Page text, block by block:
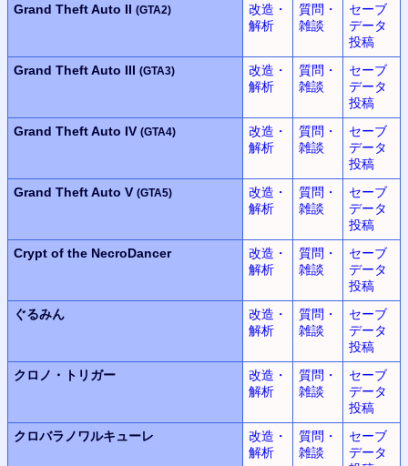
Grand Theft Auto II (GTA2)
改造・
解析
質問・
雑談
セーブ
データ
投稿
Grand Theft Auto III (GTA3)
改造・
解析
質問・
雑談
セーブ
データ
投稿
Grand Theft Auto IV (GTA4)
改造・
解析
質問・
雑談
セーブ
データ
投稿
Grand Theft Auto V (GTA5)
改造・
解析
質問・
雑談
セーブ
データ
投稿
Crypt of the NecroDancer
改造・
解析
質問・
雑談
セーブ
データ
投稿
ぐるみん
改造・
解析
質問・
雑談
セーブ
データ
投稿
クロノ・トリガー
改造・
解析
質問・
雑談
セーブ
データ
投稿
クロバラノワルキューレ
改造・
解析
質問・
雑談
セーブ
データ